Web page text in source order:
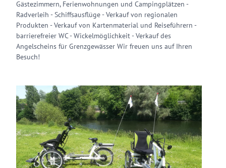
Gästezimmern, Ferienwohnungen und Campingplätzen -
Radverleih - Schiffsausflüge - Verkauf von regionalen
Produkten - Verkauf von Kartenmaterial und Reiseführern -
barrierefreier WC - Wickelmöglichkeit - Verkauf des
Angelscheins für Grenzgewässer Wir freuen uns auf Ihren
Besuch!